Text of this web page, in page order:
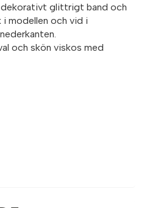
glittrigt band och
i modellen och vid i
och skön viskos med